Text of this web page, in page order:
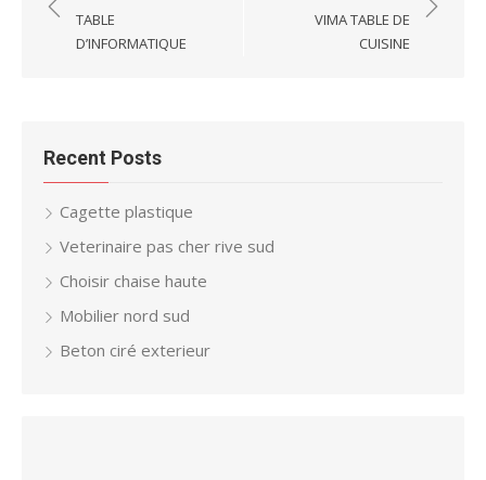
navigation
TABLE
D’INFORMATIQUE
VIMA TABLE DE
CUISINE
Recent Posts
Cagette plastique
Veterinaire pas cher rive sud
Choisir chaise haute
Mobilier nord sud
Beton ciré exterieur